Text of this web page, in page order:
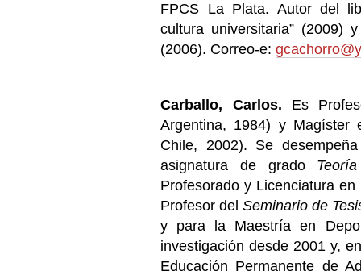
FPCS La Plata. Autor del
cultura universitaria” (2009)
(2006). Correo-e:
Carballo, Carlos. Es
Argentina, 1984) y Magíster
Chile, 2002). Se
asignatura de grado
Profesorado y Licenciatura
Profesor delSeminario de
y para la Maestría en
investigación desde 2001 y,
Educación Permanente de